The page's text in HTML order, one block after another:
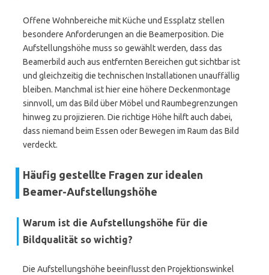
Offene Wohnbereiche mit Küche und Essplatz stellen
besondere Anforderungen an die Beamerposition. Die
Aufstellungshöhe muss so gewählt werden, dass das
Beamerbild auch aus entfernten Bereichen gut sichtbar ist
und gleichzeitig die technischen Installationen unauffällig
bleiben. Manchmal ist hier eine höhere Deckenmontage
sinnvoll, um das Bild über Möbel und Raumbegrenzungen
hinweg zu projizieren. Die richtige Höhe hilft auch dabei,
dass niemand beim Essen oder Bewegen im Raum das Bild
verdeckt.
Häufig gestellte Fragen zur idealen
Beamer-Aufstellungshöhe
Warum ist die Aufstellungshöhe für die
Bildqualität so wichtig?
Die Aufstellungshöhe beeinflusst den Projektionswinkel